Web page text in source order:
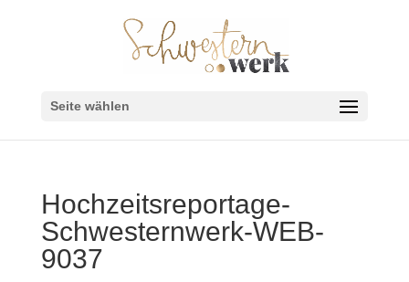
Seite wählen
Hochzeitsreportage-
Schwesternwerk-WEB-
9037